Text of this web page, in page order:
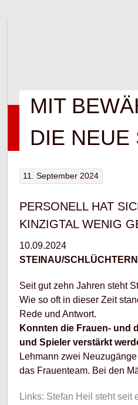
HOME NEWS VEREIN
MIT
DIE NEUE
11. September 2024
PERSONELL HAT
KINZIGTAL WENIG
10.09.2024
STEINAU/SCHLÜCHTERN
Seit gut zehn Jahren steht
Wie so oft in dieser Zeit
Rede und Antwort.
Konnten die Frauen- und
und Spieler verstärkt
Lehmann zwei
das Frauenteam. Bei den
Links: Stefan Heil steht seit